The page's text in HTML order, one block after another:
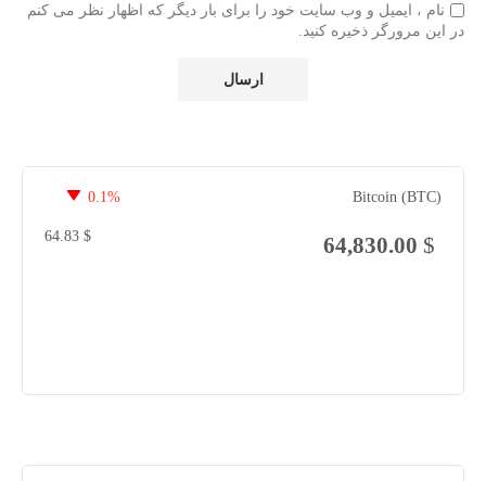
نام ، ایمیل و وب سایت خود را برای بار دیگر که اظهار نظر می کنم
در این مرورگر ذخیره کنید.
Bitcoin (BTC)
0.1%
$
64,830.00
$
64.83